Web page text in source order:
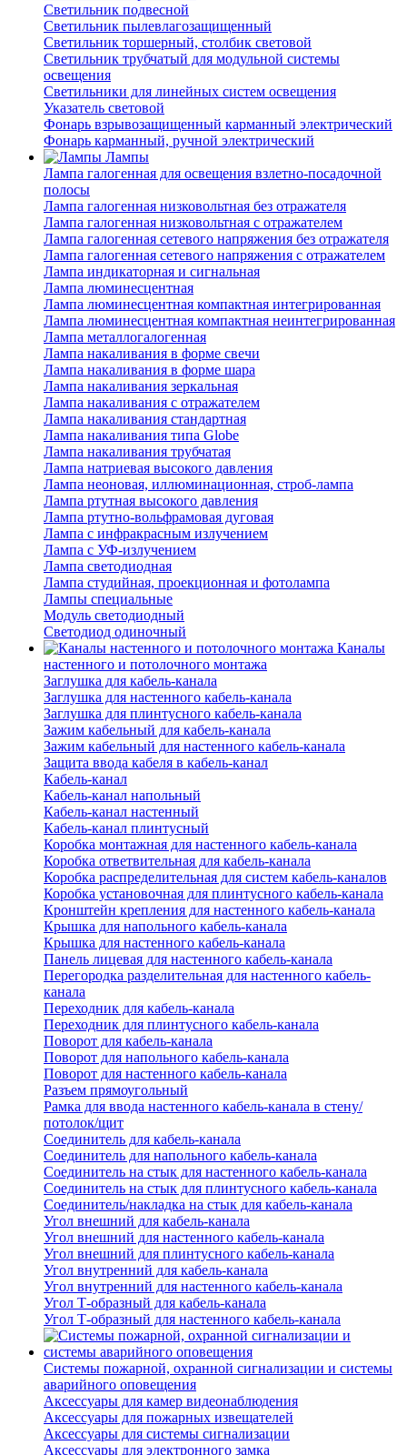
Светильник подвесной
Светильник пылевлагозащищенный
Светильник торшерный, столбик световой
Светильник трубчатый для модульной системы
освещения
Светильники для линейных систем освещения
Указатель световой
Фонарь взрывозащищенный карманный электрический
Фонарь карманный, ручной электрический
Лампы
Лампа галогенная для освещения взлетно-посадочной
полосы
Лампа галогенная низковольтная без отражателя
Лампа галогенная низковольтная с отражателем
Лампа галогенная сетевого напряжения без отражателя
Лампа галогенная сетевого напряжения с отражателем
Лампа индикаторная и сигнальная
Лампа люминесцентная
Лампа люминесцентная компактная интегрированная
Лампа люминесцентная компактная неинтегрированная
Лампа металлогалогенная
Лампа накаливания в форме свечи
Лампа накаливания в форме шара
Лампа накаливания зеркальная
Лампа накаливания с отражателем
Лампа накаливания стандартная
Лампа накаливания типа Globe
Лампа накаливания трубчатая
Лампа натриевая высокого давления
Лампа неоновая, иллюминационная, строб-лампа
Лампа ртутная высокого давления
Лампа ртутно-вольфрамовая дуговая
Лампа с инфракрасным излучением
Лампа с УФ-излучением
Лампа светодиодная
Лампа студийная, проекционная и фотолампа
Лампы специальные
Модуль светодиодный
Светодиод одиночный
Каналы
настенного и потолочного монтажа
Заглушка для кабель-канала
Заглушка для настенного кабель-канала
Заглушка для плинтусного кабель-канала
Зажим кабельный для кабель-канала
Зажим кабельный для настенного кабель-канала
Защита ввода кабеля в кабель-канал
Кабель-канал
Кабель-канал напольный
Кабель-канал настенный
Кабель-канал плинтусный
Коробка монтажная для настенного кабель-канала
Коробка ответвительная для кабель-канала
Коробка распределительная для систем кабель-каналов
Коробка установочная для плинтусного кабель-канала
Кронштейн крепления для настенного кабель-канала
Крышка для напольного кабель-канала
Крышка для настенного кабель-канала
Панель лицевая для настенного кабель-канала
Перегородка разделительная для настенного кабель-
канала
Переходник для кабель-канала
Переходник для плинтусного кабель-канала
Поворот для кабель-канала
Поворот для напольного кабель-канала
Поворот для настенного кабель-канала
Разъем прямоугольный
Рамка для ввода настенного кабель-канала в стену/
потолок/щит
Соединитель для кабель-канала
Соединитель для напольного кабель-канала
Соединитель на стык для настенного кабель-канала
Соединитель на стык для плинтусного кабель-канала
Соединитель/накладка на стык для кабель-канала
Угол внешний для кабель-канала
Угол внешний для настенного кабель-канала
Угол внешний для плинтусного кабель-канала
Угол внутренний для кабель-канала
Угол внутренний для настенного кабель-канала
Угол Т-образный для кабель-канала
Угол Т-образный для настенного кабель-канала
Системы пожарной, охранной сигнализации и системы
аварийного оповещения
Аксессуары для камер видеонаблюдения
Аксессуары для пожарных извещателей
Аксессуары для системы сигнализации
Аксессуары для электронного замка